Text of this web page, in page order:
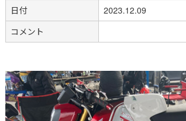
日付
2023.12.09
コメント